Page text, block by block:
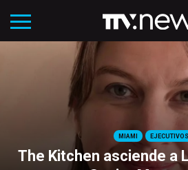
MIAMI EJECUTIVOS
The Kitchen asciende a